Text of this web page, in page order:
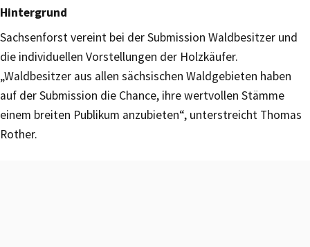
Hintergrund
Sachsenforst vereint bei der Submission Waldbesitzer und
die individuellen Vorstellungen der Holzkäufer.
„Waldbesitzer aus allen sächsischen Waldgebieten haben
auf der Submission die Chance, ihre wertvollen Stämme
einem breiten Publikum anzubieten“, unterstreicht Thomas
Rother.